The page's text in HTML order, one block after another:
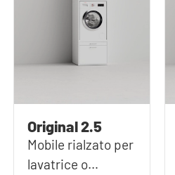
Original 2.5
Mobile rialzato per
lavatrice o